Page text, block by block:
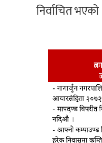
निर्वाचित